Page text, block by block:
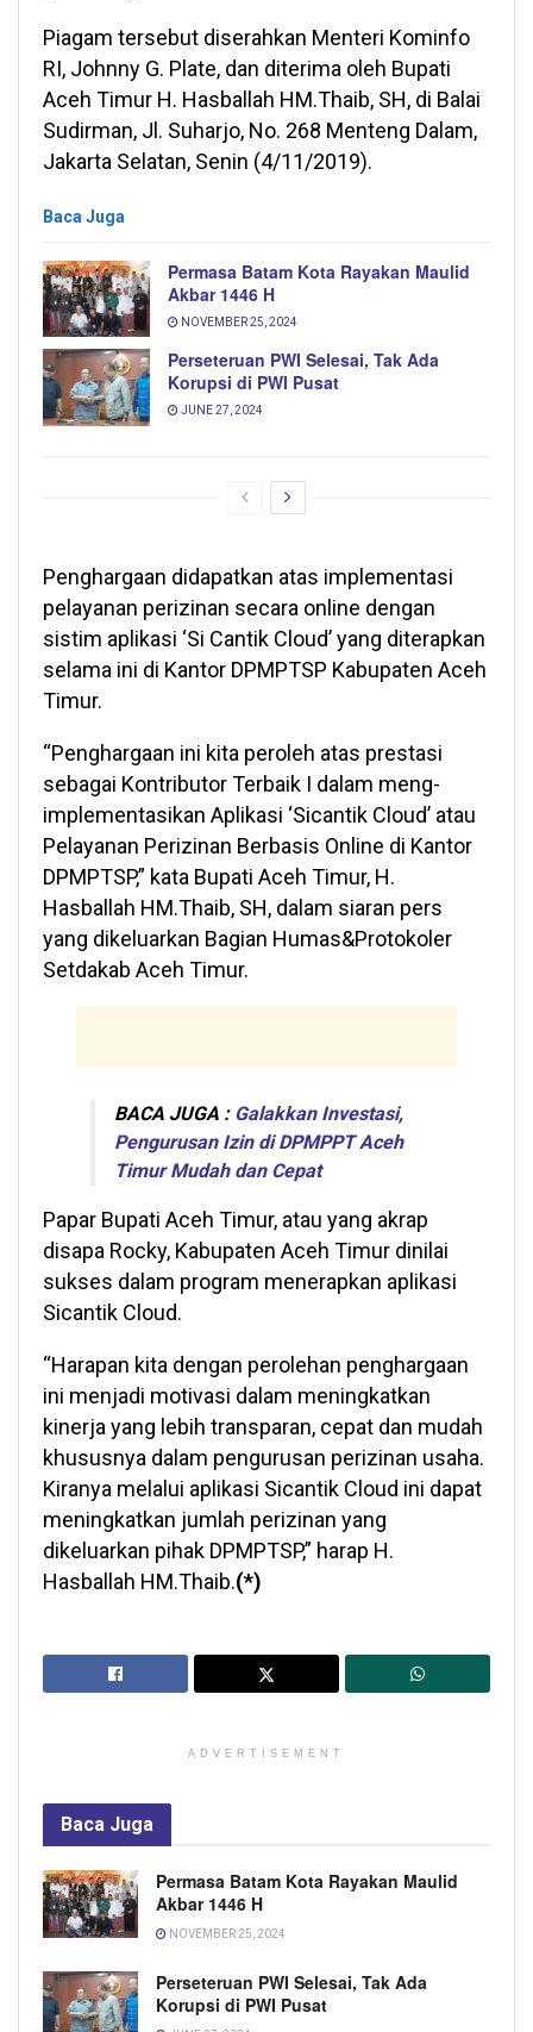
Piagam tersebut diserahkan Menteri Kominfo
RI, Johnny G. Plate, dan diterima oleh Bupati
Aceh Timur H. Hasballah HM.Thaib, SH, di Balai
Sudirman, Jl. Suharjo, No. 268 Menteng Dalam,
Jakarta Selatan, Senin (4/11/2019).
Baca Juga
Permasa Batam Kota Rayakan Maulid
Akbar 1446 H
NOVEMBER 25, 2024
Perseteruan PWI Selesai, Tak Ada
Korupsi di PWI Pusat
JUNE 27, 2024
Penghargaan didapatkan atas implementasi
pelayanan perizinan secara online dengan
sistim aplikasi ‘Si Cantik Cloud’ yang diterapkan
selama ini di Kantor DPMPTSP Kabupaten Aceh
Timur.
“Penghargaan ini kita peroleh atas prestasi
sebagai Kontributor Terbaik I dalam meng-
implementasikan Aplikasi ‘Sicantik Cloud’ atau
Pelayanan Perizinan Berbasis Online di Kantor
DPMPTSP,” kata Bupati Aceh Timur, H.
Hasballah HM.Thaib, SH, dalam siaran pers
yang dikeluarkan Bagian Humas&Protokoler
Setdakab Aceh Timur.
BACA JUGA : Galakkan Investasi,
Pengurusan Izin di DPMPPT Aceh
Timur Mudah dan Cepat
Papar Bupati Aceh Timur, atau yang akrap
disapa Rocky, Kabupaten Aceh Timur dinilai
sukses dalam program menerapkan aplikasi
Sicantik Cloud.
“Harapan kita dengan perolehan penghargaan
ini menjadi motivasi dalam meningkatkan
kinerja yang lebih transparan, cepat dan mudah
khususnya dalam pengurusan perizinan usaha.
Kiranya melalui aplikasi Sicantik Cloud ini dapat
meningkatkan jumlah perizinan yang
dikeluarkan pihak DPMPTSP,” harap H.
Hasballah HM.Thaib.(*)
ADVERTISEMENT
Baca Juga
Permasa Batam Kota Rayakan Maulid
Akbar 1446 H
NOVEMBER 25, 2024
Perseteruan PWI Selesai, Tak Ada
Korupsi di PWI Pusat